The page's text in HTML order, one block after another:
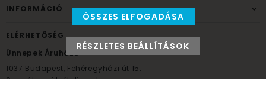
INFORMÁCIÓ
ELÉRHETŐSÉG
Ünnepek Áruháza
1037 Budapest, Fehéregyházi út 15.
Személyes átvételi pont
ÖSSZES ELFOGADÁSA
RÉSZLETES BEÁLLÍTÁSOK